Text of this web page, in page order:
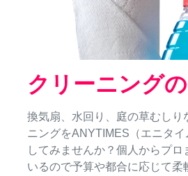
クリーニング
換気扇、水回り、庭の草むしり
ニングをANYTIMES（エニタ
してみませんか？個人からプロ
いるので予算や都合に応じて柔